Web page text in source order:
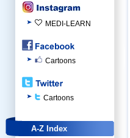
MEDI-LEARN
Cartoons
Cartoons
A-Z Index